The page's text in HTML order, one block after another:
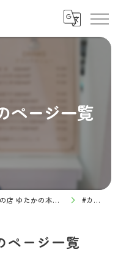
ページ一覧
愛媛県上島町のカフェなら本とおちゃの店 ゆたかの本屋ちゃん #カフェ
ページ一覧